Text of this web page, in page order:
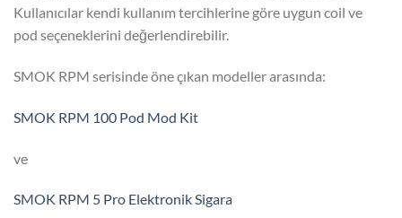
Kullanıcılar kendi kullanım tercihlerine göre uygun coil ve
pod seçeneklerini değerlendirebilir.
SMOK RPM serisinde öne çıkan modeller arasında:
SMOK RPM 100 Pod Mod Kit
ve
SMOK RPM 5 Pro Elektronik Sigara